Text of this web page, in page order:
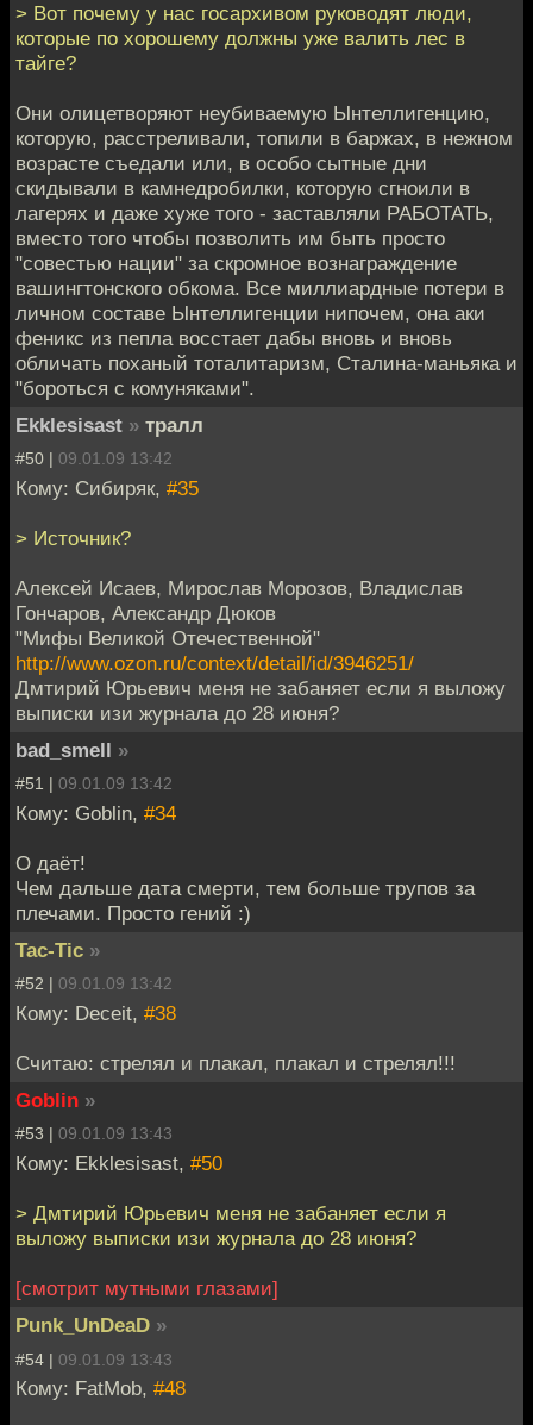
> Вот почему у нас госархивом руководят люди,
которые по хорошему должны уже валить лес в
тайге?
Они олицетворяют неубиваемую Ынтеллигенцию,
которую, расстреливали, топили в баржах, в нежном
возрасте съедали или, в особо сытные дни
скидывали в камнедробилки, которую сгноили в
лагерях и даже хуже того - заставляли РАБОТАТЬ,
вместо того чтобы позволить им быть просто
"совестью нации" за скромное вознаграждение
вашингтонского обкома. Все миллиардные потери в
личном составе Ынтеллигенции нипочем, она аки
феникс из пепла восстает дабы вновь и вновь
обличать поханый тоталитаризм, Сталина-маньяка и
"бороться с комуняками".
Ekklesisast » тралл
#50 | 09.01.09 13:42
Кому: Сибиряк, #35
> Источник?
Алексей Исаев, Мирослав Морозов, Владислав
Гончаров, Александр Дюков
"Мифы Великой Отечественной"
http://www.ozon.ru/context/detail/id/3946251/
Дмтирий Юрьевич меня не забаняет если я выложу
выписки изи журнала до 28 июня?
bad_smell »
#51 | 09.01.09 13:42
Кому: Goblin, #34
О даёт!
Чем дальше дата смерти, тем больше трупов за
плечами. Просто гений :)
Tac-Tic »
#52 | 09.01.09 13:42
Кому: Deceit, #38
Считаю: стрелял и плакал, плакал и стрелял!!!
Goblin »
#53 | 09.01.09 13:43
Кому: Ekklesisast, #50
> Дмтирий Юрьевич меня не забаняет если я
выложу выписки изи журнала до 28 июня?
[смотрит мутными глазами]
Punk_UnDeaD »
#54 | 09.01.09 13:43
Кому: FatMob, #48